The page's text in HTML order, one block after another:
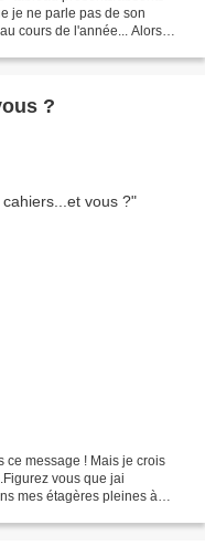
je ne parle pas de son
cours de l'année... Alors
?
ce message ! Mais je crois
vous que jai
mes étagères pleines à